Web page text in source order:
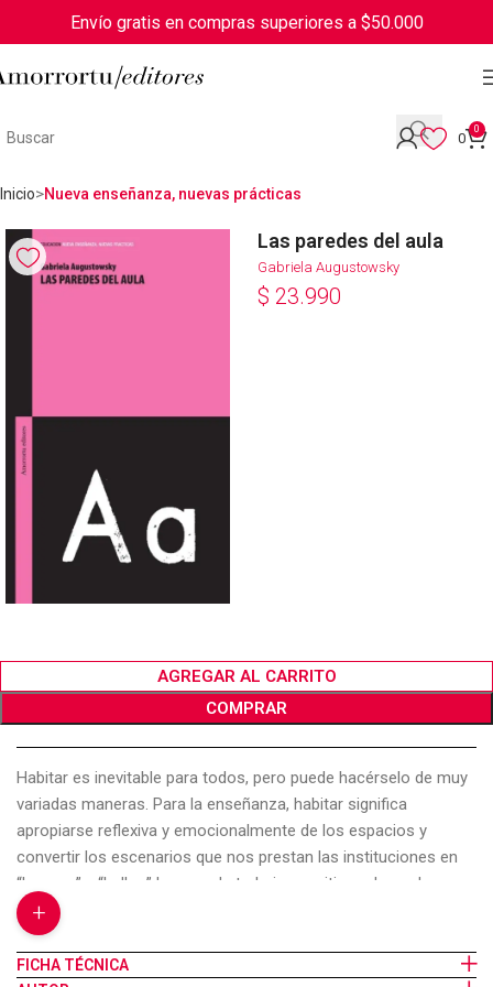
Envío gratis en compras superiores a $50.000
0
0
Inicio Nueva enseñanza, nuevas prácticas
Las paredes del aula
Gabriela Augustowsky
$ 23.990
AGREGAR AL CARRITO
COMPRAR
Habitar es inevitable para todos, pero puede hacérselo de muy
variadas maneras. Para la enseñanza, habitar significa
apropiarse reflexiva y emocionalmente de los espacios y
convertir los escenarios que nos prestan las instituciones en
“buenos” y “bellos” lugares de trabajo; en sitios adecuados para
enseñar y para aprender. Aventurarse a pensar la clase como
espacio creativo, reconocer las huellas de las intervenciones
docentes en las paredes del aula, las creaciones de los
+
FICHA TÉCNICA